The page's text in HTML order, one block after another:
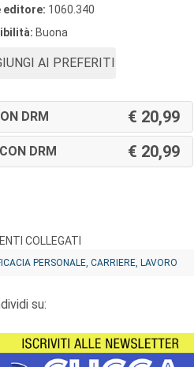
editore: 1060.340
Buona
AI PREFERITI
DRM 20,99
DRM 20,99
COLLEGATI
PERSONALE, CARRIERE, LAVORO
su: